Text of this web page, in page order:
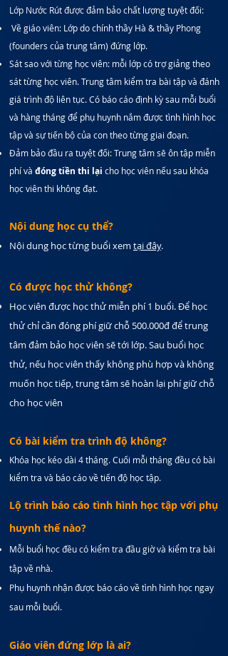
Lớp Nước Rút được đảm bảo chất lượng tuyệt đối:
Về giáo viên: Lớp do chính thầy Hà & thầy Phong
(founders của trung tâm) đứng lớp.
Sát sao với từng học viên: mỗi lớp có trợ giảng theo
sát từng học viên. Trung tâm kiểm tra bài tập và đánh
giá trình độ liên tục. Có báo cáo định kỳ sau mỗi buổi
và hàng tháng để phụ huynh nắm được tình hình học
tập và sự tiến bộ của con theo từng giai đoạn.
Đảm bảo đầu ra tuyệt đối: Trung tâm sẽ ôn tập miễn
phí và đóng tiền thi lại cho học viên nếu sau khóa
học viên thi không đạt.
Nội dung học cụ thể?
Nội dung học từng buổi xem tại đây.
Có được học thử không?
Học viên được học thử miễn phí 1 buổi. Để học
thử chỉ cần đóng phí giữ chỗ 500.000đ để trung
tâm đảm bảo học viên sẽ tới lớp. Sau buổi học
thử, nếu học viên thấy không phù hợp và không
muốn học tiếp, trung tâm sẽ hoàn lại phí giữ chỗ
cho học viên
Có bài kiểm tra trình độ không?
Khóa học kéo dài 4 tháng. Cuối mỗi tháng đều có bài
kiểm tra và báo cáo về tiến độ học tập.
Lộ trình báo cáo tình hình học tập với phụ
huynh thế nào?
Mỗi buổi học đều có kiểm tra đầu giờ và kiểm tra bài
tập về nhà.
Phụ huynh nhận được báo cáo về tình hình học ngay
sau mỗi buổi.
Giáo viên đứng lớp là ai?